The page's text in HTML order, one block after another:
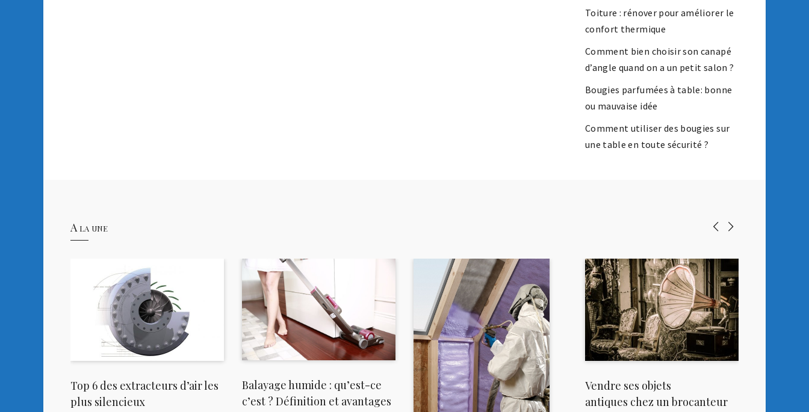
Toiture : rénover pour améliorer le
confort thermique
Comment bien choisir son canapé
d’angle quand on a un petit salon ?
Bougies parfumées à table: bonne
ou mauvaise idée
Comment utiliser des bougies sur
une table en toute sécurité ?
A la une
Top 6 des extracteurs d’air les
plus silencieux
Balayage humide : qu’est-ce
c’est ? Définition et avantages
Vendre ses objets
antiques chez un brocanteur